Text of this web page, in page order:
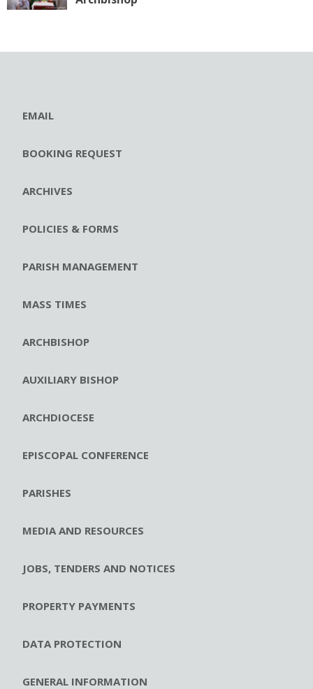
EMAIL
BOOKING REQUEST
ARCHIVES
POLICIES & FORMS
PARISH MANAGEMENT
MASS TIMES
ARCHBISHOP
AUXILIARY BISHOP
ARCHDIOCESE
EPISCOPAL CONFERENCE
PARISHES
MEDIA AND RESOURCES
JOBS, TENDERS AND NOTICES
PROPERTY PAYMENTS
DATA PROTECTION
GENERAL INFORMATION